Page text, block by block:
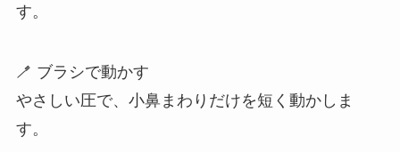
す。
🪥 ブラシで動かす
やさしい圧で、小鼻まわりだけを短く動かしま
す。